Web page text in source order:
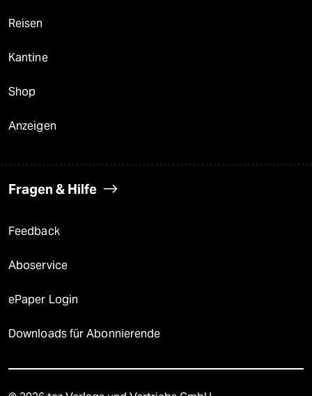
Reisen
Kantine
Shop
Anzeigen
Fragen & Hilfe
Feedback
Aboservice
ePaper Login
Downloads für Abonnierende